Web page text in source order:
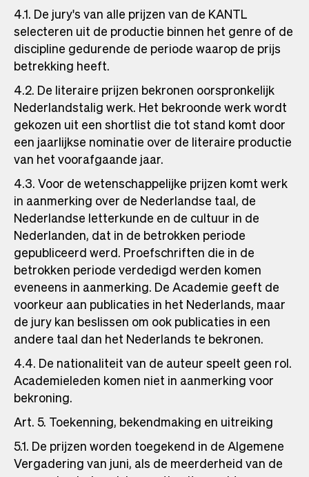
4.1. De jury's van alle prijzen van de KANTL
selecteren uit de productie binnen het genre of de
discipline gedurende de periode waarop de prijs
betrekking heeft.
4.2. De literaire prijzen bekronen oorspronkelijk
Nederlandstalig werk. Het bekroonde werk wordt
gekozen uit een shortlist die tot stand komt door
een jaarlijkse nominatie over de literaire productie
van het voorafgaande jaar.
4.3. Voor de wetenschappelijke prijzen komt werk
in aanmerking over de Nederlandse taal, de
Nederlandse letterkunde en de cultuur in de
Nederlanden, dat in de betrokken periode
gepubliceerd werd. Proefschriften die in de
betrokken periode verdedigd werden komen
eveneens in aanmerking. De Academie geeft de
voorkeur aan publicaties in het Nederlands, maar
de jury kan beslissen om ook publicaties in een
andere taal dan het Nederlands te bekronen.
4.4. De nationaliteit van de auteur speelt geen rol.
Academieleden komen niet in aanmerking voor
bekroning.
Art. 5. Toekenning, bekendmaking en uitreiking
5.1. De prijzen worden toegekend in de Algemene
Vergadering van juni, als de meerderheid van de